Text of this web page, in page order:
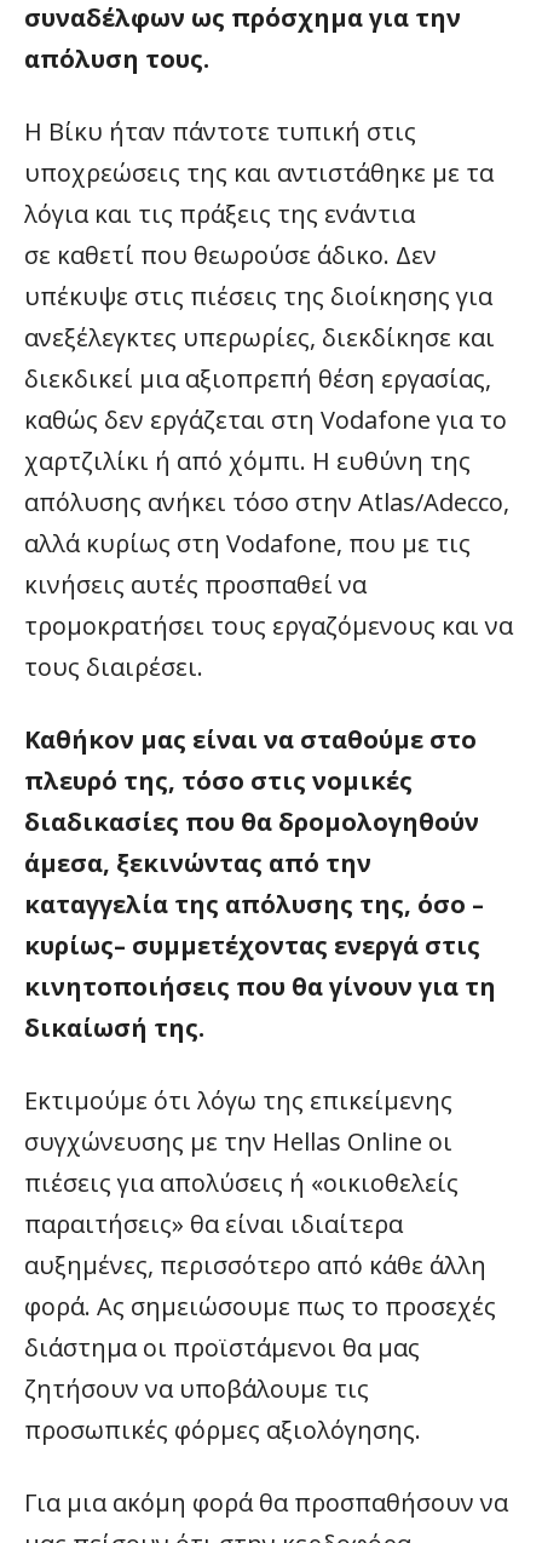
συναδέλφων ως πρόσχημα για την
απόλυση τους.
Η Βίκυ ήταν πάντοτε τυπική στις
υποχρεώσεις της και αντιστάθηκε με τα
λόγια και τις πράξεις της ενάντια
σε καθετί που θεωρούσε άδικο. Δεν
υπέκυψε στις πιέσεις της διοίκησης για
ανεξέλεγκτες υπερωρίες, διεκδίκησε και
διεκδικεί μια αξιοπρεπή θέση εργασίας,
καθώς δεν εργάζεται στη Vodafone για το
χαρτζιλίκι ή από χόμπι. Η ευθύνη της
απόλυσης ανήκει τόσο στην Atlas/Adecco,
αλλά κυρίως στη Vodafone, που με τις
κινήσεις αυτές προσπαθεί να
τρομοκρατήσει τους εργαζόμενους και να
τους διαιρέσει.
Καθήκον μας είναι να σταθούμε στο
πλευρό της, τόσο στις νομικές
διαδικασίες που θα δρομολογηθούν
άμεσα, ξεκινώντας από την
καταγγελία της απόλυσης της, όσο –
κυρίως– συμμετέχοντας ενεργά στις
κινητοποιήσεις που θα γίνουν για τη
δικαίωσή της.
Εκτιμούμε ότι λόγω της επικείμενης
συγχώνευσης με την Hellas Online οι
πιέσεις για απολύσεις ή «οικιοθελείς
παραιτήσεις» θα είναι ιδιαίτερα
αυξημένες, περισσότερο από κάθε άλλη
φορά. Ας σημειώσουμε πως το προσεχές
διάστημα οι προϊστάμενοι θα μας
ζητήσουν να υποβάλουμε τις
προσωπικές φόρμες αξιολόγησης.
Για μια ακόμη φορά θα προσπαθήσουν να